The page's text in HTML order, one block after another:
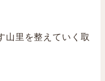
山里を整えていく取